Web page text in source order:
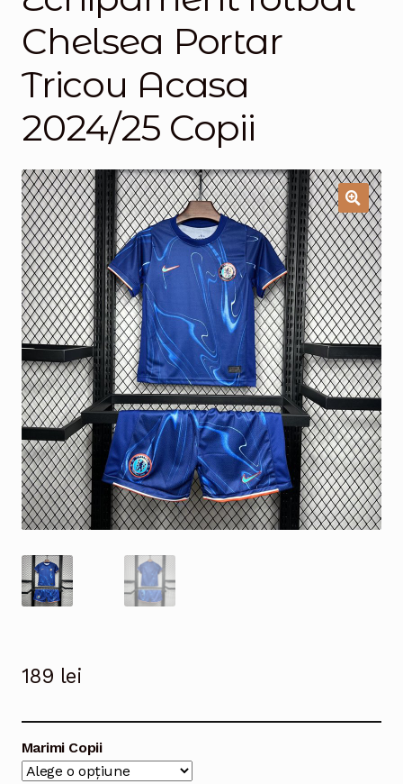
Magazinul
Chelsea Portar
Tricou Acasa
2024/25 Copii
🔍
189 lei
Marimi Copii